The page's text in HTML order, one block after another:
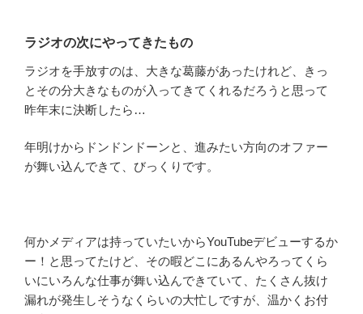
ラジオの次にやってきたもの
ラジオを手放すのは、大きな葛藤があったけれど、きっ
とその分大きなものが入ってきてくれるだろうと思って
昨年末に決断したら…
年明けからドンドンドーンと、進みたい方向のオファー
が舞い込んできて、びっくりです。
何かメディアは持っていたいからYouTubeデビューするか
ー！と思ってたけど、その暇どこにあるんやろってくら
いにいろんな仕事が舞い込んできていて、たくさん抜け
漏れが発生しそうなくらいの大忙しですが、温かくお付